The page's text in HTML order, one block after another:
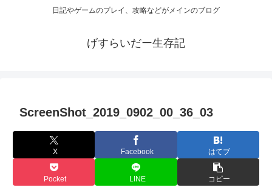
日記やゲームのプレイ、攻略などがメインのブログ
げすらいだー生存記
ScreenShot_2019_0902_00_36_03
X Facebook はてブ
Pocket LINE コピー